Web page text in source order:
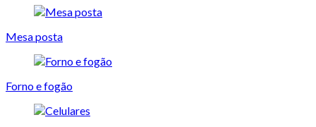
Mesa posta
Forno e fogão